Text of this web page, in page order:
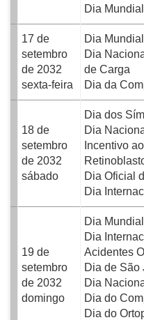
Dia
17 de
setembro
de 2032
sexta-feira
Dia
Dia
de Carga
Dia da
18 de
setembro
de 2032
sábado
Dia dos
Dia
Incentivo
Dia Oficial
Dia
19 de
setembro
de 2032
domingo
Dia
Dia
Acidentes
Dia de São
Dia
Dia do
Dia do